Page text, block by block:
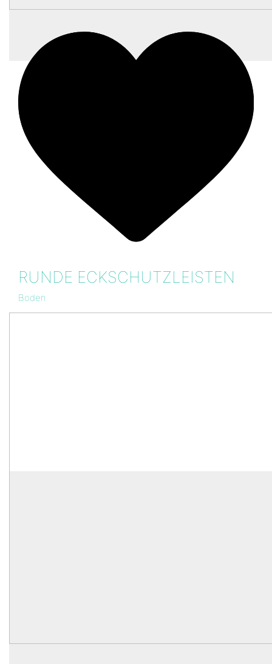
RUNDE ECKSCHUTZLEISTEN
Boden